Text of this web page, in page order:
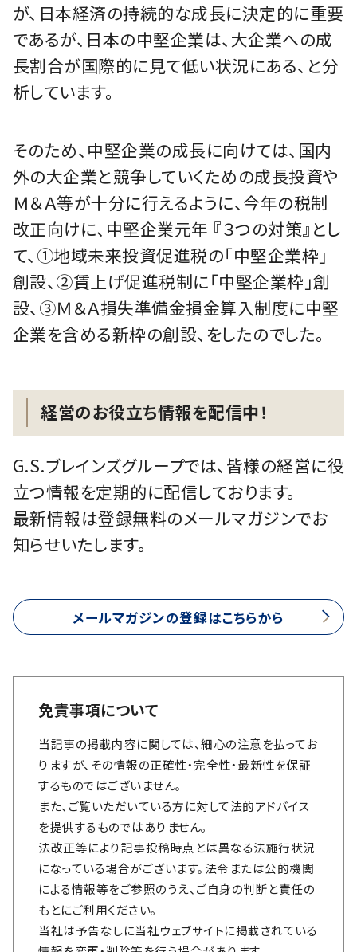
が、日本経済の持続的な成長に決定的に重要
であるが、日本の中堅企業は、大企業への成
長割合が国際的に見て低い状況にある、と分
析しています。
そのため、中堅企業の成長に向けては、国内
外の大企業と競争していくための成長投資や
Ｍ＆Ａ等が十分に行えるように、今年の税制
改正向けに、中堅企業元年 『３つの対策』とし
て、①地域未来投資促進税の「中堅企業枠」
創設、②賃上げ促進税制に「中堅企業枠」創
設、③Ｍ＆Ａ損失準備金損金算入制度に中堅
企業を含める新枠の創設、をしたのでした。
経営のお役立ち情報を配信中！
G.S.ブレインズグループでは、皆様の経営に役
立つ情報を定期的に配信しております。
最新情報は登録無料のメールマガジンでお
知らせいたします。
メールマガジンの登録はこちらから
免責事項について
当記事の掲載内容に関しては、細心の注意を払ってお
りますが、その情報の正確性・完全性・最新性を保証
するものではございません。
また、ご覧いただいている方に対して法的アドバイス
を提供するものではありません。
法改正等により記事投稿時点とは異なる法施行状況
になっている場合がございます。法令または公的機関
による情報等をご参照のうえ、ご自身の判断と責任の
もとにご利用ください。
当社は予告なしに当社ウェブサイトに掲載されている